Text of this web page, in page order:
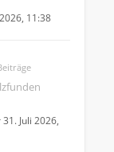
11:38
31. Juli 2026,